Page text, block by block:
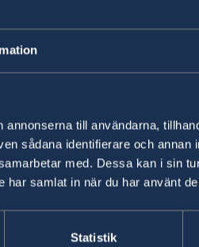
till användarna,
sådana identifierare och annan
med. Dessa kan i sin
har samlat in när du har använt
Statistik
un studiu de
de pe